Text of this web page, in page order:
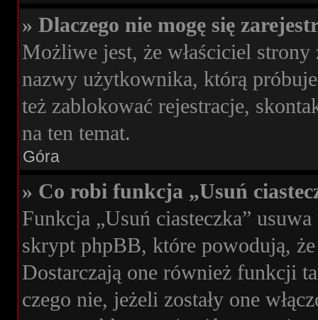
» Dlaczego nie mogę się
Możliwe jest, że właściciel strony
nazwy użytkownika, którą
też zablokować rejestracje,
na ten temat.
Góra
» Co robi funkcja „Usuń
Funkcja „Usuń ciasteczka”
skrypt phpBB, które powodują,
Dostarczają one również funkcji
czego nie, jeżeli zostały one